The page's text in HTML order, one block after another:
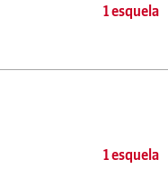
1 esquela
1 esquela